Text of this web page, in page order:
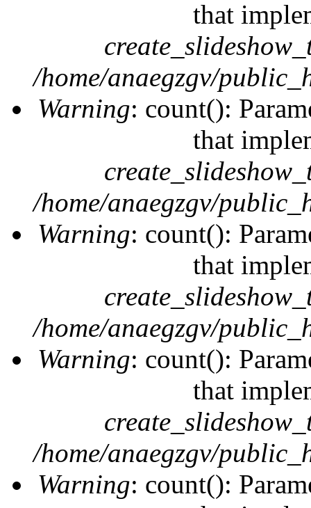
that
/home/anaegzgv/
Warning: count():
that
/home/anaegzgv/
Warning: count():
that
/home/anaegzgv/
Warning: count():
that
/home/anaegzgv/
Warning: count():